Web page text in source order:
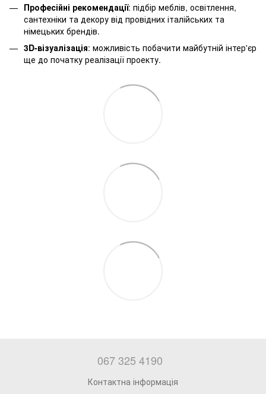
Професійні рекомендації: підбір меблів, освітлення,
сантехніки та декору від провідних італійських та
німецьких брендів.
3D-візуалізація: можливість побачити майбутній інтер'єр
ще до початку реалізації проекту.
067 325 4190
Контактна інформація